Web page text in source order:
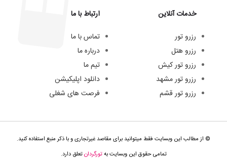
خدمات آنلاین
رزرو تور
رزرو هتل
رزرو تور کیش
رزرو تور مشهد
رزرو تور قشم
ارتباط با ما
تماس با ما
درباره ما
تیم ما
دانلود اپلیکیشن
فرصت های شغلی
© از مطالب این وبسایت فقط میتوانید برای مقاصد غیرتجاری و با ذکر منبع استفاده کنید.
تمامی حقوق این وبسایت بهتورگردانتعلق دارد.